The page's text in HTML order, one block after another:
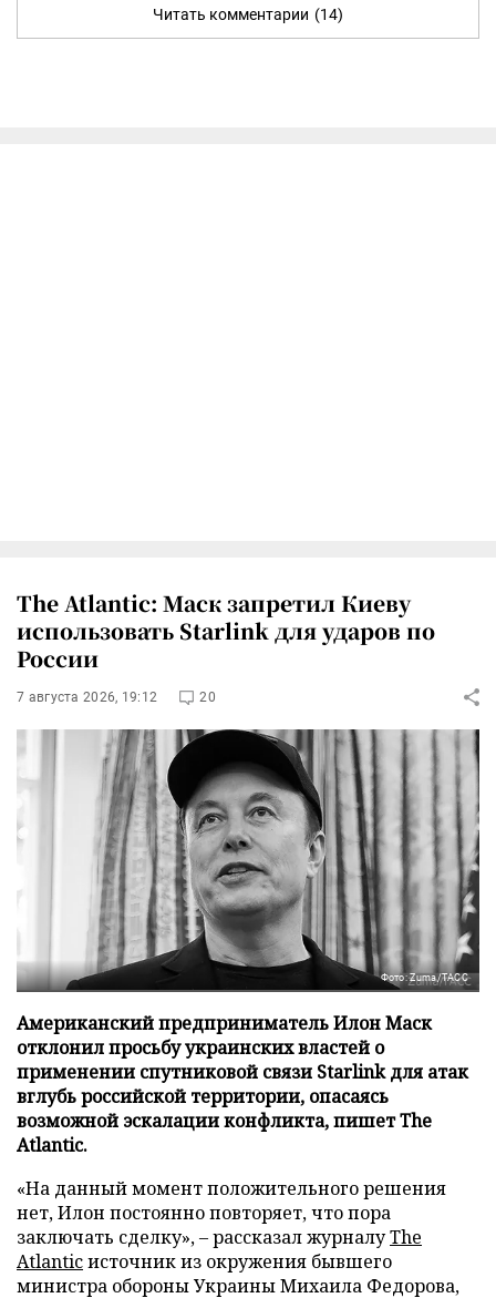
Читать комментарии (14)
The Atlantic: Маск запретил Киеву
использовать Starlink для ударов по
России
7 августа 2026, 19:12 20
Фото: Zuma/ТАСС
Американский предприниматель Илон Маск
отклонил просьбу украинских властей о
применении спутниковой связи Starlink для атак
вглубь российской территории, опасаясь
возможной эскалации конфликта, пишет The
Atlantic.
«На данный момент положительного решения
нет, Илон постоянно повторяет, что пора
заключать сделку», – рассказал журналуThe
Atlanticисточник из окружения бывшего
министра обороны Украины Михаила Федорова,